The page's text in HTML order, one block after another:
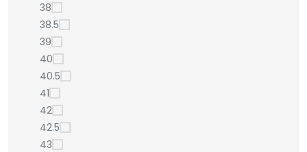
38
38.5
39
40
40.5
41
42
42.5
43